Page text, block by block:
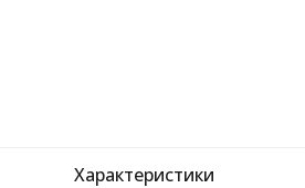
Характеристики